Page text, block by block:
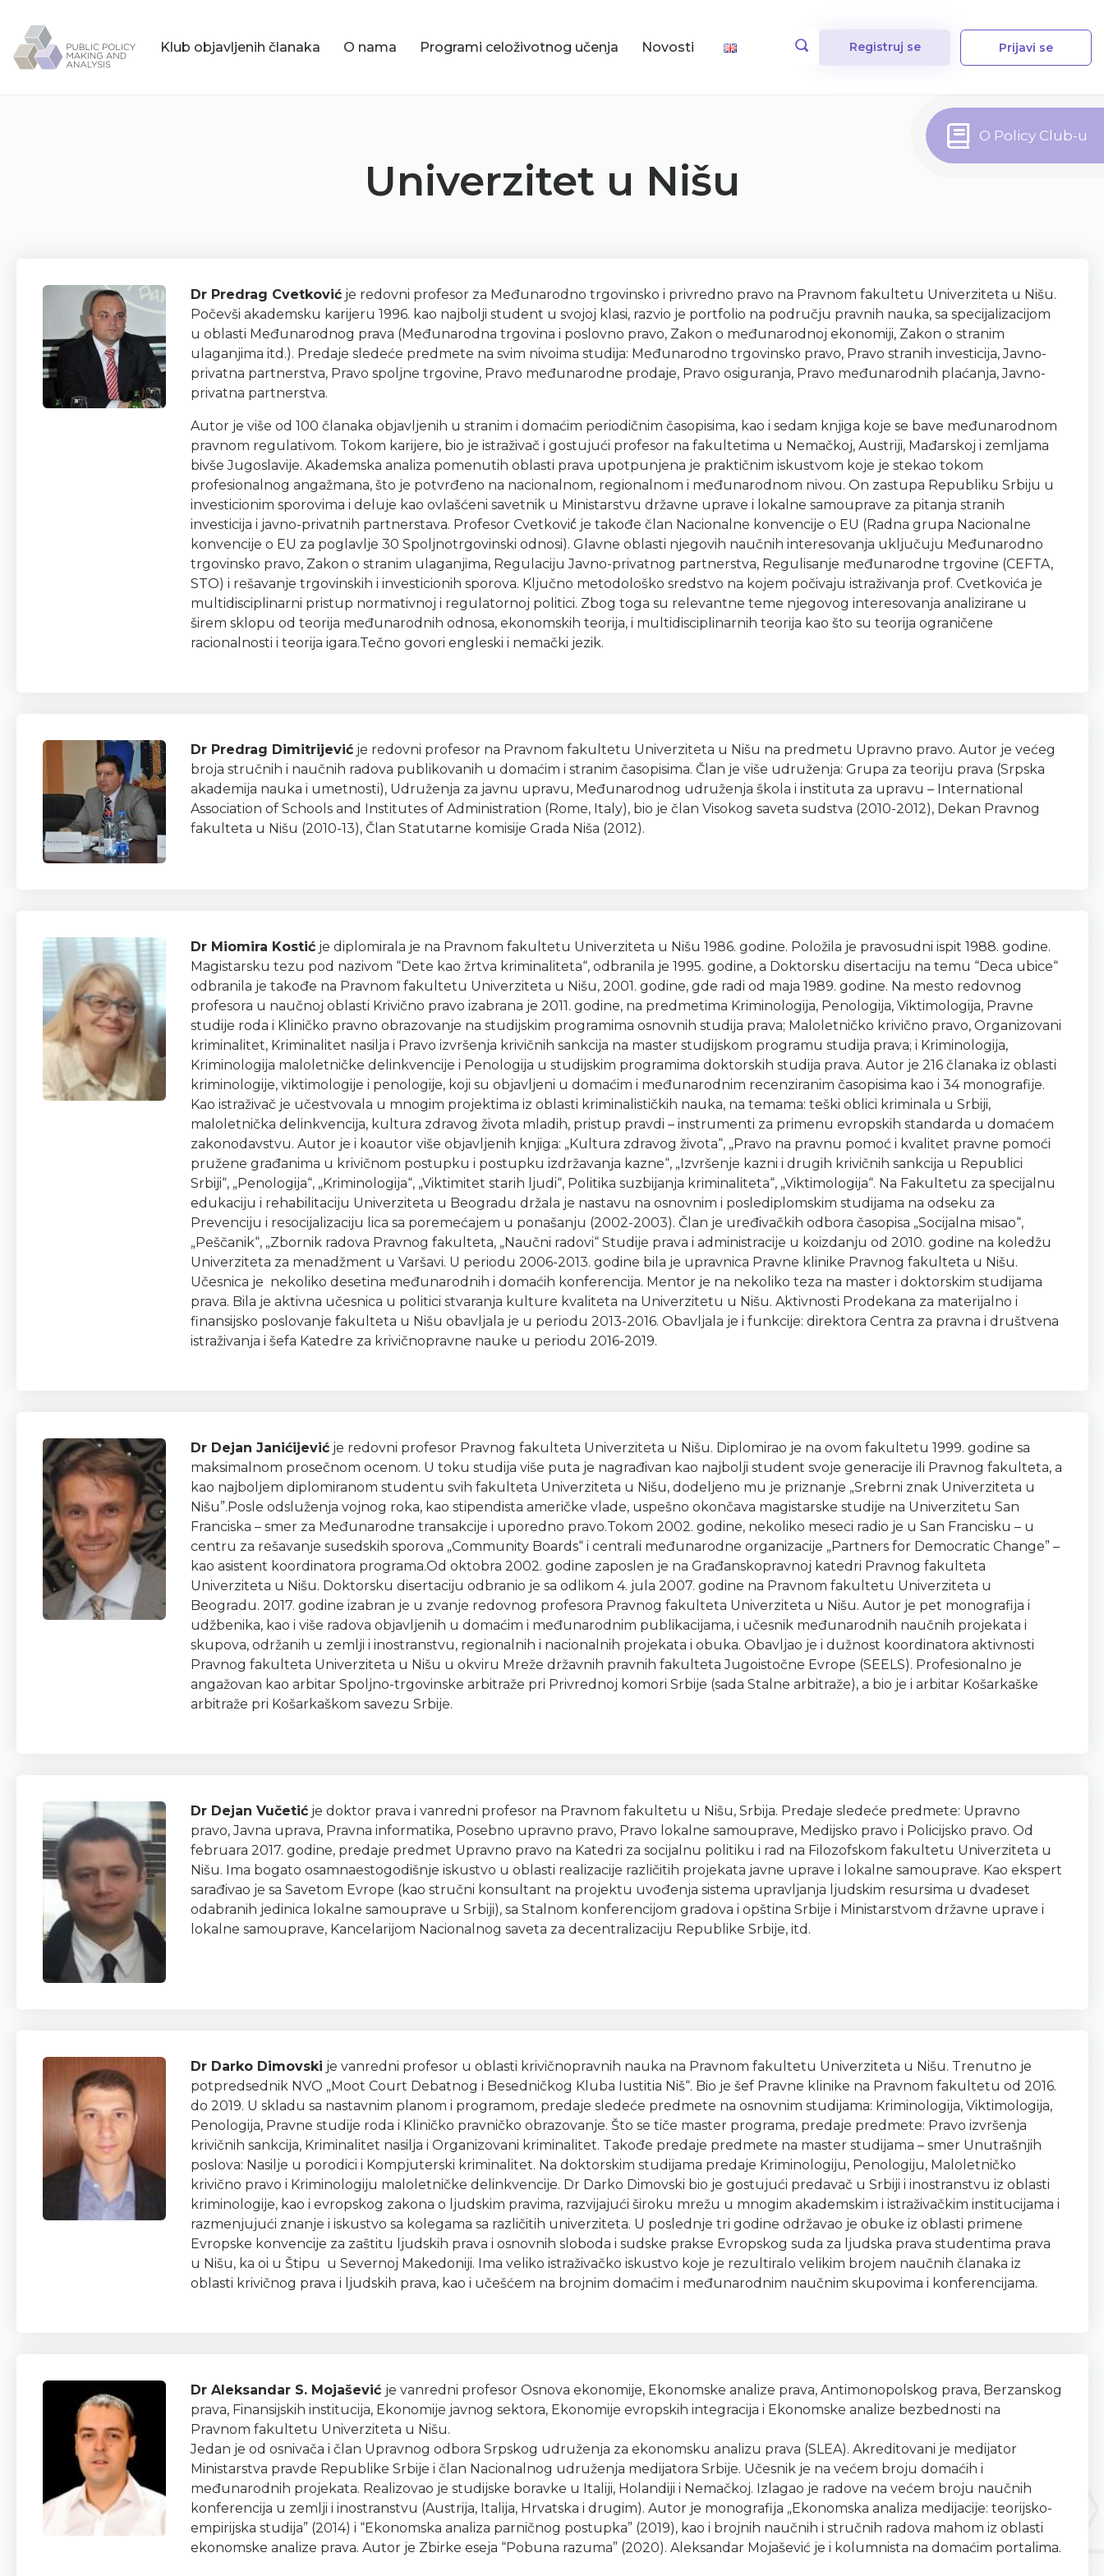
O Policy Club-u
Klub objavljenih članaka O nama Programi celoživotnog učenja Novosti Registruj se Prijavi se
Univerzitet u Nišu
Dr Predrag Cvetkovićje redovni profesor za Međunarodno trgovinsko i privredno pravo na Pravnom fakultetu Univerziteta u Nišu.
Počevši akademsku karijeru 1996. kao najbolji student u svojoj klasi, razvio je portfolio na području pravnih nauka, sa specijalizacijom
u oblasti Među­narodnog prava (Međunarodna trgovina i poslovno pravo, Zakon o međunarodnoj ekonomiji, Zakon o stranim
ulaganjima itd.). Predaje sledeće predmete na svim nivoima studija: Međunarodno trgovinsko pravo, Pravo stranih investicija, Javno-
privatna partnerstva, Pravo spoljne trgovine, Pravo međunarodne prodaje, Pravo osiguranja, Pravo međunarodnih plaćanja, Javno-
privatna partnerstva.
Autor je više od 100 članaka objavljenih u stranim i domaćim periodičnim časopisima, kao i sedam knjiga koje se bave međunarodnom
pravnom regulativom. Tokom karijere, bio je istraživač i gostujući profesor na fakultetima u Nemačkoj, Austriji, Mađarskoj i zemljama
bivše Jugoslavije. Akademska analiza pomenutih oblasti prava upotpunjena je praktičnim iskustvom koje je stekao tokom
profesionalnog angažmana, što je potvrđeno na nacionalnom, regionalnom i međunarodnom nivou. On zastupa Republiku Srbiju u
investicionim sporovima i deluje kao ovlašćeni savetnik u Ministarstvu državne uprave i lokalne samouprave za pitanja stranih
investicija i javno-privatnih partnerstava. Profesor Cvetković́ je takođe član Nacionalne konvencije o EU (Radna grupa Nacionalne
konvencije o EU za poglavlje 30 Spoljnotrgovinski odnosi). Glavne oblasti njegovih naučnih interesovanja uključuju Međunarodno
trgovinsko pravo, Zakon o stranim ulaganjima, Regulaciju Javno-privatnog partnerstva, Regulisanje međunarodne trgovine (CEFTA,
STO) i rešavanje trgovinskih i investicionih sporova. Ključno metodološko sredstvo na kojem počivaju istraživanja prof. Cvetkovića je
multidisciplinarni pristup normativnoj i regulatornoj politici. Zbog toga su relevantne teme njegovog interesovanja analizirane u
širem sklopu od teorija međunarodnih odnosa, ekonomskih teorija, i multidisciplinarnih teorija kao što su teorija ograničene
racionalnosti i teorija igara.Tečno govori engleski i nemački jezik.
Dr Predrag Dimitrijevićje redovni profesor na Pravnom fakultetu Univerziteta u Nišu na predmetu Upravno pravo. Autor je većeg
broja stručnih i naučnih radova publikovanih u domaćim i stranim časopisima. Član je više udruženja: Grupa za teoriju prava (Srpska
akademija nauka i umetnosti), Udruženja za javnu upravu, Međunarodnog udruženja škola i instituta za upravu – International
Association of Schools and Institutes of Administration (Rome, Italy), bio je član Visokog saveta sudstva (2010-2012), Dekan Pravnog
fakulteta u Nišu (2010-13), Član Statutarne komisije Grada Niša (2012).
Dr Miomira Kostićje diplomirala je na Pravnom fakultetu Univerziteta u Nišu 1986. godine. Položila je pravosudni ispit 1988. godine.
Magistarsku tezu pod nazivom “Dete kao žrtva kriminaliteta“, odbranila je 1995. godine, a Doktorsku disertaciju na temu “Deca ubice“
odbranila je takođe na Pravnom fakultetu Univerziteta u Nišu, 2001. godine, gde radi od maja 1989. godine. Na mesto redovnog
profesora u naučnoj oblasti Krivično pravo izabrana je 2011. godine, na predmetima Kriminologija, Penologija, Viktimologija, Pravne
studije roda i Kliničko pravno obrazovanje na studijskim programima osnovnih studija prava; Maloletničko krivično pravo, Organizovani
kriminalitet, Kriminalitet nasilja i Pravo izvršenja krivičnih sankcija na master studijskom programu studija prava; i Kriminologija,
Kriminologija maloletničke delinkvencije i Penologija u studijskim programima doktorskih studija prava. Autor je 216 članaka iz oblasti
kriminologije, viktimologije i penologije, koji su objavljeni u domaćim i međunarodnim recenziranim časopisima kao i 34 monografije.
Kao istraživač je učestvovala u mnogim projektima iz oblasti kriminalističkih nauka, na temama: teški oblici kriminala u Srbiji,
maloletnička delinkvencija, kultura zdravog života mladih, pristup pravdi – instrumenti za primenu evropskih standarda u domaćem
zakonodavstvu. Autor je i koautor više objavljenih knjiga: „Kultura zdravog života“, „Pravo na pravnu pomoć i kvalitet pravne pomoći
pružene građanima u krivičnom postupku i postupku izdržavanja kazne“, „Izvršenje kazni i drugih krivičnih sankcija u Republici
Srbiji“, „Penologija“, „Kriminologija“, „Viktimitet starih ljudi“, Politika suzbijanja kriminaliteta“, „Viktimologija“. Na Fakultetu za specijalnu
edukaciju i rehabilitaciju Univerziteta u Beogradu držala je nastavu na osnovnim i poslediplomskim studijama na odseku za
Prevenciju i resocijalizaciju lica sa poremećajem u ponašanju (2002-2003). Član je uređivačkih odbora časopisa „Socijalna misao“,
„Peščanik“, „Zbornik radova Pravnog fakulteta, „Naučni radovi“ Studije prava i administracije u koizdanju od 2010. godine na koledžu
Univerziteta za menadžment u Varšavi. U periodu 2006-2013. godine bila je upravnica Pravne klinike Pravnog fakulteta u Nišu.
Učesnica je nekoliko desetina međunarodnih i domaćih konferencija. Mentor je na nekoliko teza na master i doktorskim studijama
prava. Bila je aktivna učesnica u politici stvaranja kulture kvaliteta na Univerzitetu u Nišu. Aktivnosti Prodekana za materijalno i
finansijsko poslovanje fakulteta u Nišu obavljala je u periodu 2013-2016. Obavljala je i funkcije: direktora Centra za pravna i društvena
istraživanja i šefa Katedre za krivičnopravne nauke u periodu 2016-2019.
Dr Dejan Janićijevićje redovni profesor Pravnog fakulteta Univerziteta u Nišu. Diplomirao je na ovom fakultetu 1999. godine sa
maksimalnom prosečnom ocenom. U toku studija više puta je nagrađivan kao najbolji student svoje generacije ili Pravnog fakulteta, a
kao najboljem diplomiranom studentu svih fakulteta Univerziteta u Nišu, dodeljeno mu je priznanje „Srebrni znak Univerziteta u
Nišu”.Posle odsluženja vojnog roka, kao stipendista američke vlade, uspešno okončava magistarske studije na Univerzitetu San
Franciska – smer za Međunarodne transakcije i uporedno pravo.Tokom 2002. godine, nekoliko meseci radio je u San Francisku – u
centru za reša­vanje susedskih sporova „Community Boards“ i centrali međunarodne organizacije „Partners for Democratic Change” –
kao asistent koordinatora programa.Od oktobra 2002. godine zaposlen je na Građanskopravnoj katedri Pravnog fakulteta
Univerziteta u Nišu. Doktorsku disertaciju odbranio je sa odlikom 4. jula 2007. godine na Pravnom fakultetu Univerziteta u
Beogradu. 2017. godine izabran je u zvanje redovnog profesora Pravnog fakulteta Univerziteta u Nišu. Autor je pet monografija i
udžbenika, kao i više radova objavljenih u domaćim i međunarodnim publikacijama, i učesnik međunarodnih naučnih projekata i
skupova, održanih u zemlji i inostranstvu, regionalnih i nacionalnih projekata i obuka. Obavljao je i dužnost koordinatora aktivnosti
Pravnog fakulteta Univerziteta u Nišu u okviru Mreže državnih pravnih fakulteta Jugoistočne Evrope (SEELS). Profesionalno je
angažovan kao arbitar Spoljno-trgovinske arbitraže pri Privrednoj komori Srbije (sada Stalne arbitraže), a bio je i arbitar Košarkaške
arbitraže pri Košarkaškom savezu Srbije.
Dr Dejan Vučetićje doktor prava i vanredni profesor na Pravnom fakultetu u Nišu, Srbija. Predaje sledeće predmete: Upravno
pravo, Javna uprava, Pravna informatika, Posebno upravno pravo, Pravo lokalne samouprave, Medijsko pravo i Policijsko pravo. Od
februara 2017. godine, predaje predmet Upravno pravo na Katedri za socijalnu politiku i rad na Filozofskom fakultetu Univerziteta u
Nišu. Ima bogato osamnaestogodišnje iskustvo u oblasti realizacije različitih projekata javne uprave i lokalne samouprave. Kao ekspert
sarađivao je sa Savetom Evrope (kao stručni konsultant na projektu uvođenja sistema upravljanja ljudskim resursima u dvadeset
odabranih jedinica lokalne samouprave u Srbiji), sa Stalnom konferencijom gradova i opština Srbije i Ministarstvom državne uprave i
lokalne samouprave, Kancelarijom Nacionalnog saveta za decentralizaciju Republike Srbije, itd.
Dr Darko Dimovski je vanredni profesor u oblasti krivičnopravnih nauka na Pravnom fakultetu Univerziteta u Nišu. Trenutno je
potpredsednik NVO „Moot Court Debatnog i Besedničkog Kluba Iustitia Niš“. Bio je šef Pravne klinike na Pravnom fakultetu od 2016.
do 2019. U skladu sa nastavnim planom i programom, predaje sledeće predmete na osnovnim studijama: Kriminologija, Viktimologija,
Penologija, Pravne studije roda i Kliničko pravničko obrazovanje. Što se tiče master programa, predaje predmete: Pravo izvršenja
krivičnih sankcija, Kriminalitet nasilja i Organizovani kriminalitet. Takođe predaje predmete na master studijama – smer Unutrašnjih
poslova: Nasilje u porodici i Kompjuterski kriminalitet. Na doktorskim studijama predaje Kriminologiju, Penologiju, Maloletničko
krivično pravo i Kriminologiju maloletničke delinkvencije. Dr Darko Dimovski bio je gostujući predavač u Srbiji i inostranstvu iz oblasti
kriminologije, kao i evropskog zakona o ljudskim pravima, razvijajući široku mrežu u mnogim akademskim i istraživačkim institucijama i
razmenjujući znanje i iskustvo sa kolegama sa različitih univerziteta. U poslednje tri godine održavao je obuke iz oblasti primene
Evropske konvencije za zaštitu ljudskih prava i osnovnih sloboda i sudske prakse Evropskog suda za ljudska prava studentima prava
u Nišu, ka oi u Štipu u Severnoj Makedoniji. Ima veliko istraživačko iskustvo koje je rezultiralo velikim brojem naučnih članaka iz
oblasti krivičnog prava i ljudskih prava, kao i učešćem na brojnim domaćim i međunarodnim naučnim skupovima i konferencijama.
Dr Aleksandar S. Mojašević je vanredni profesor Osnova ekonomije, Ekonomske analize prava, Antimonopolskog prava, Berzanskog
prava, Finansijskih institucija, Ekonomije javnog sektora, Ekonomije evropskih integracija i Ekonomske analize bezbednosti na
Pravnom fakultetu Univerziteta u Nišu.
Jedan je od osnivača i član Upravnog odbora Srpskog udruženja za ekonomsku analizu prava (SLEA). Akreditovani je medijator
Ministarstva pravde Republike Srbije i član Nacionalnog udruženja medijatora Srbije. Učesnik je na većem broju domaćih i
međunarodnih projekata. Realizovao je studijske boravke u Italiji, Holandiji i Nemačkoj. Izlagao je radove na većem broju naučnih
konferencija u zemlji i inostranstvu (Austrija, Italija, Hrvatska i drugim). Autor je monografija „Ekonomska analiza medijacije: teorijsko-
empirijska studija” (2014) i “Ekonomska analiza parničnog postupka” (2019), kao i brojnih naučnih i stručnih radova mahom iz oblasti
ekonomske analize prava. Autor je Zbirke eseja “Pobuna razuma” (2020). Aleksandar Mojašević je i kolumnista na domaćim portalima.